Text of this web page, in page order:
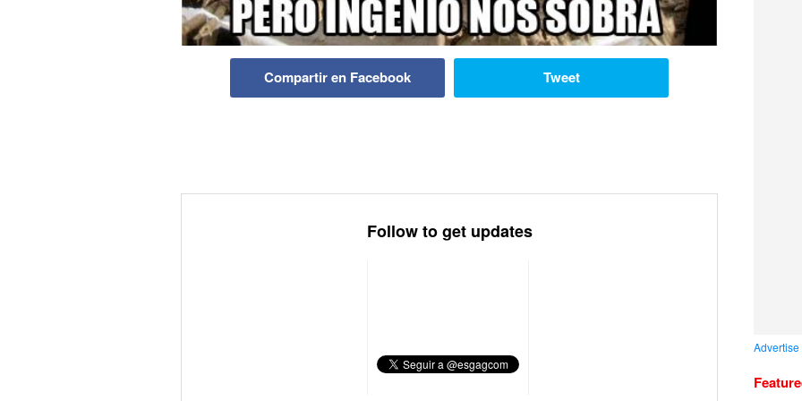
Compartir en Facebook Tweet
Follow to get updates